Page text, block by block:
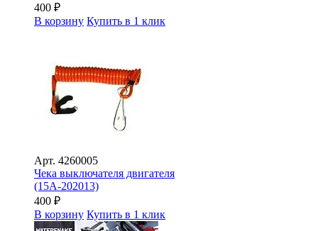
400 ₽
В корзину Купить в 1 клик
Арт. 4260005
Чека выключателя двигателя
(15A-202013)
400 ₽
В корзину Купить в 1 клик